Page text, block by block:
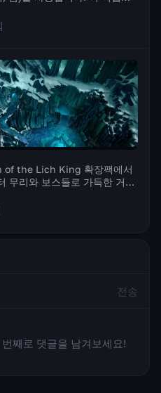
축적하고, 다른 기술은 이를
of the Lich King 확장팩에서
무리와 보스들로 가득한 거대
다. 이 가이드에서는 모든 던
전송
째로 댓글을 남겨보세요!